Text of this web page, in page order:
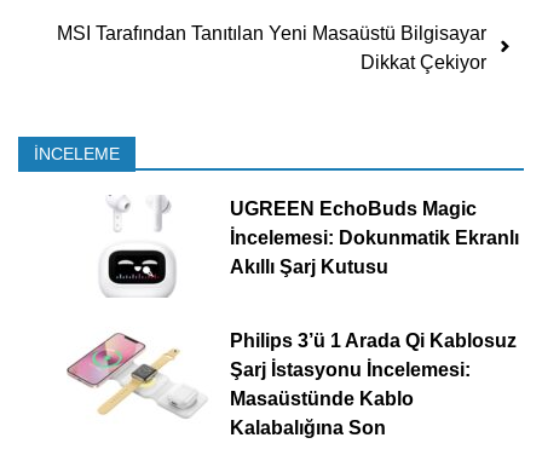
MSI Tarafından Tanıtılan Yeni Masaüstü Bilgisayar
Dikkat Çekiyor
İNCELEME
UGREEN EchoBuds Magic
İncelemesi: Dokunmatik Ekranlı
Akıllı Şarj Kutusu
Philips 3’ü 1 Arada Qi Kablosuz
Şarj İstasyonu İncelemesi:
Masaüstünde Kablo
Kalabalığına Son